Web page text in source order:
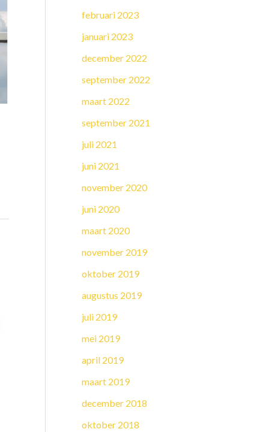
februari 2023
januari 2023
december 2022
september 2022
maart 2022
september 2021
juli 2021
juni 2021
november 2020
juni 2020
maart 2020
november 2019
oktober 2019
augustus 2019
juli 2019
mei 2019
april 2019
maart 2019
december 2018
oktober 2018